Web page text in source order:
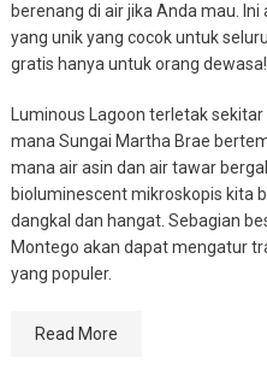
berenang di air jika Anda mau.
yang unik yang cocok untuk
gratis hanya untuk orang dewasa!
Luminous Lagoon terletak
mana Sungai Martha Brae
mana air asin dan air tawar
bioluminescent mikroskopis kita
dangkal dan hangat. Sebagian
Montego akan dapat mengatur
yang populer.
Read More